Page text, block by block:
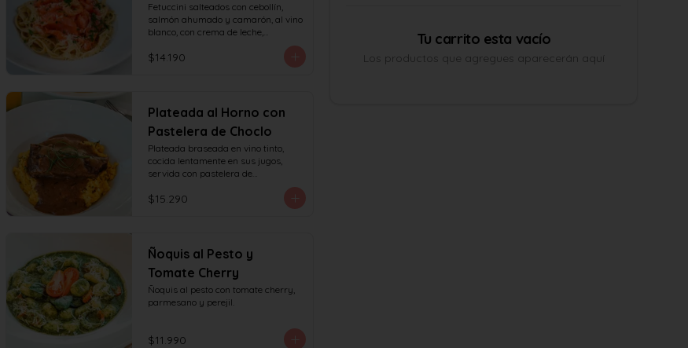
Fetuccini salteados con cebollín,
salmón ahumado y camarón, al vino
blanco, con crema de leche,
$14.190
Plateada al Horno con
Pastelera de Choclo
Plateada braseada en vino tinto,
cocida lentamente en sus jugos,
servida con pastelera de
$15.290
Ñoquis al Pesto y
Tomate Cherry
Ñoquis al pesto con tomate cherry,
parmesano y perejil.
$11.990
Tu carrito esta vacío
Los productos que agregues aparecerán aquí